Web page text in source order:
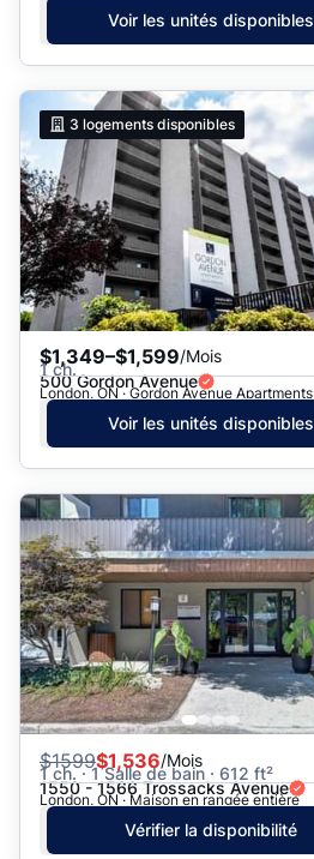
Voir les unités disponibles
3 logements disponibles
$1,349–$1,599/Mois
1 ch.
500 Gordon Avenue
London, ON · Gordon Avenue Apartments
Voir les unités disponibles
$1599$1,536/Mois
1 ch. · 1 Salle de bain · 612 ft²
1550 - 1566 Trossacks Avenue
London, ON · Maison en rangée entière
Vérifier la disponibilité